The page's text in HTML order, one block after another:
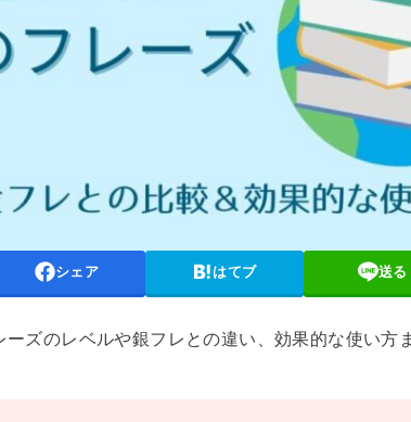
シェア はてブ 送る
ズのレベルや銀フレとの違い、効果的な使い方